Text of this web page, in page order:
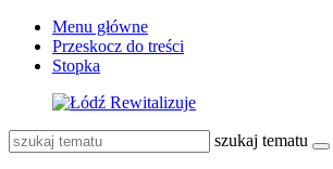
Menu główne
Przeskocz do treści
Stopka
szukaj tematu